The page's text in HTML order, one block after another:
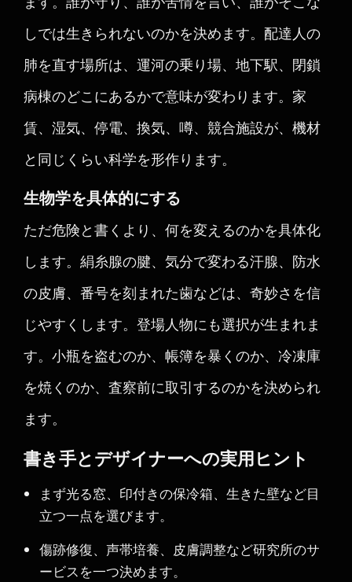
しでは生きられないのかを決めます。配達人の
肺を直す場所は、運河の乗り場、地下駅、閉鎖
病棟のどこにあるかで意味が変わります。家
賃、湿気、停電、換気、噂、競合施設が、機材
と同じくらい科学を形作ります。
生物学を具体的にする
ただ危険と書くより、何を変えるのかを具体化
します。絹糸腺の腱、気分で変わる汗腺、防水
の皮膚、番号を刻まれた歯などは、奇妙さを信
じやすくします。登場人物にも選択が生まれま
す。小瓶を盗むのか、帳簿を暴くのか、冷凍庫
を焼くのか、査察前に取引するのかを決められ
ます。
書き手とデザイナーへの実用ヒント
まず光る窓、印付きの保冷箱、生きた壁など目
立つ一点を選びます。
傷跡修復、声帯培養、皮膚調整など研究所のサ
ービスを一つ決めます。